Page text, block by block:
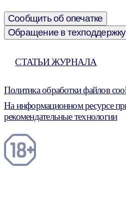
Сообщить об опечатке
Обращение в техподдержку
СТАТЬИ ЖУРНАЛА
Политика обработки файлов
На информационном ресурсе
рекомендательные технологии